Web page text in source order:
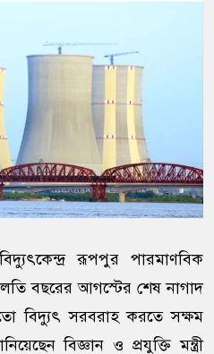
রূপপুর পারমাণবিক
বছরের আগস্টের শেষ নাগাদ
বিদ্যুৎ সরবরাহ করতে সক্ষম
বিজ্ঞান ও প্রযুক্তি মন্ত্রী